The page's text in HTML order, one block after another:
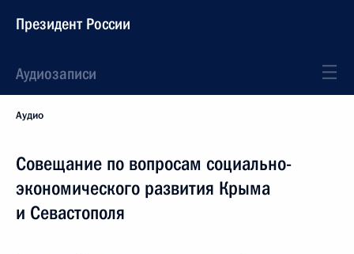
Президент России
Аудиозаписи
Аудио
Совещание по вопросам социально-
экономического развития Крыма
и Севастополя